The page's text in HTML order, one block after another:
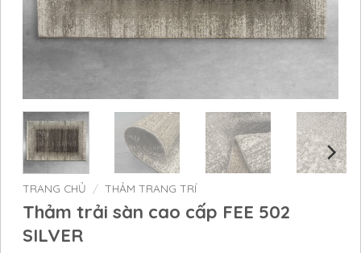
TRANG CHỦ / THẢM TRANG TRÍ
Thảm trải sàn cao cấp FEE 502
SILVER